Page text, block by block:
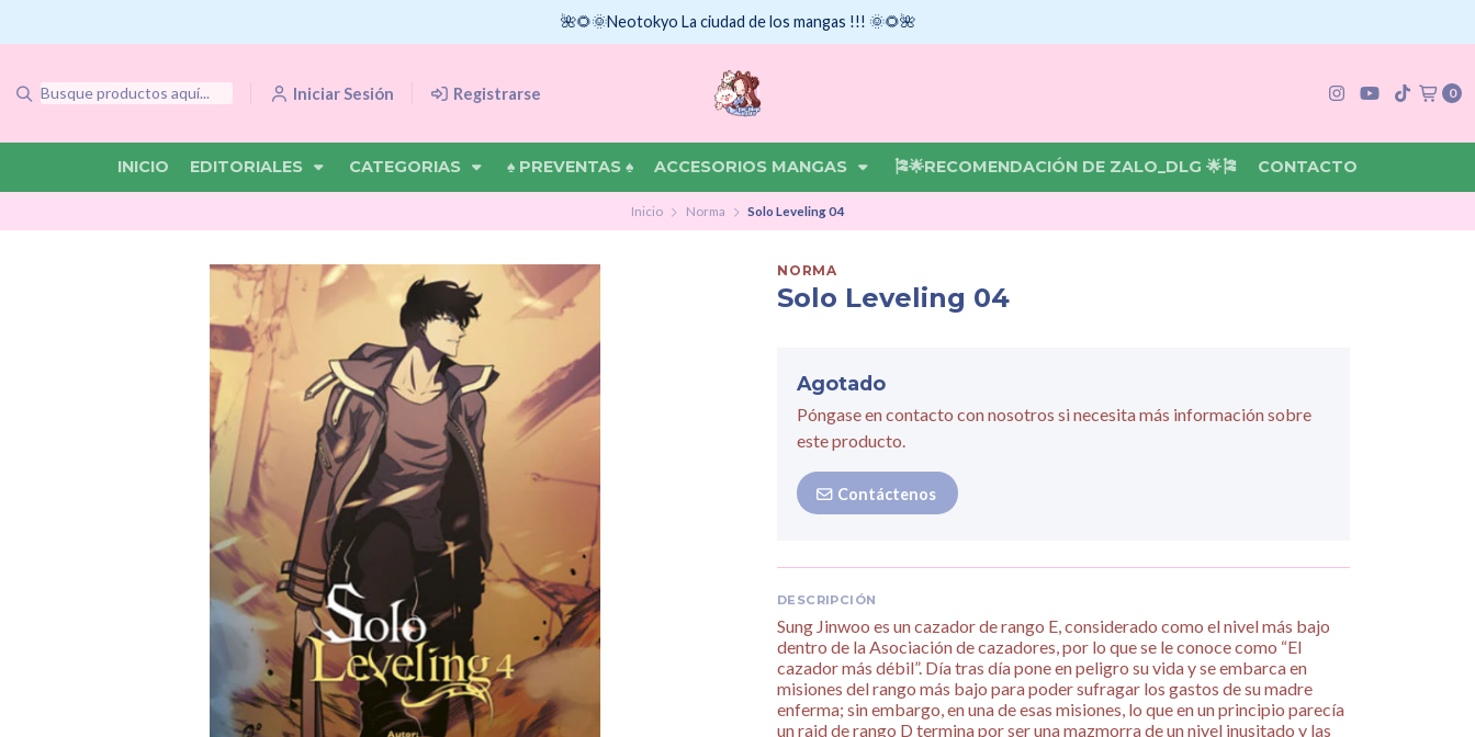
Iniciar Sesión Registrarse 0
INICIO EDITORIALES CATEGORIAS ♠ PREVENTAS ♠ ACCESORIOS MANGAS 🎏🌟RECOMENDACIÓN DE ZALO_DLG 🌟🎏 CONTACTO
🌺🌻🌞Neotokyo La ciudad de los mangas !!! 🌞🌻🌺
Inicio Norma Solo Leveling 04
NORMA
Solo Leveling 04
Agotado
Póngase en contacto con nosotros si necesita más información sobre
este producto.
Contáctenos
DESCRIPCIÓN
Sung Jinwoo es un cazador de rango E, considerado como el nivel más bajo
dentro de la Asociación de cazadores, por lo que se le conoce como “El
cazador más débil”. Día tras día pone en peligro su vida y se embarca en
misiones del rango más bajo para poder sufragar los gastos de su madre
enferma; sin embargo, en una de esas misiones, lo que en un principio parecía
un raid de rango D termina por ser una mazmorra de un nivel inusitado y las